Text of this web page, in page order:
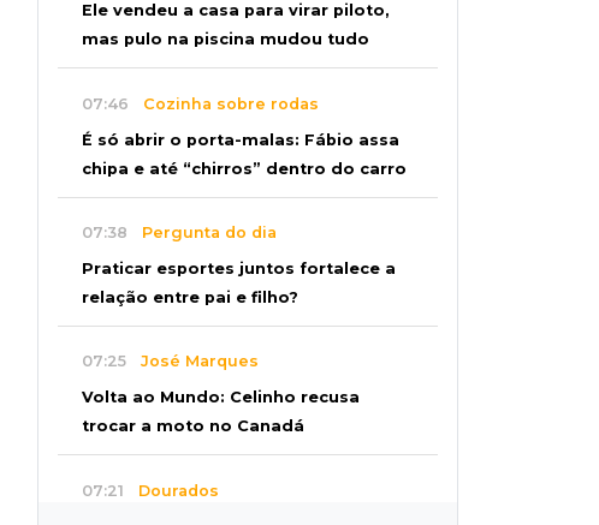
Ele vendeu a casa para virar piloto,
mas pulo na piscina mudou tudo
07:46 Cozinha sobre rodas
É só abrir o porta-malas: Fábio assa
chipa e até “chirros” dentro do carro
07:38 Pergunta do dia
Praticar esportes juntos fortalece a
relação entre pai e filho?
07:25 José Marques
Volta ao Mundo: Celinho recusa
trocar a moto no Canadá
07:21 Dourados